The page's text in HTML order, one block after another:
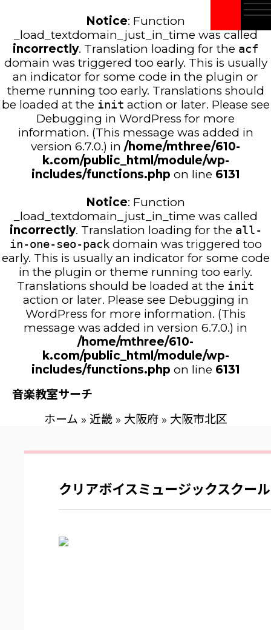
Notice: Function
_load_textdomain_just_in_time was called
incorrectly. Translation loading for the acf
domain was triggered too early. This is usually
an indicator for some code in the plugin or
theme running too early. Translations should
be loaded at the init action or later. Please see
Debugging in WordPress for more
information. (This message was added in
version 6.7.0.) in /home/mthree/610-
k.com/public_html/module/wp-
includes/functions.php on line 6131
Notice: Function
_load_textdomain_just_in_time was called
incorrectly. Translation loading for the all-
in-one-seo-packdomain was triggered too
early. This is usually an indicator for some code
in the plugin or theme running too early.
Translations should be loaded at the init
action or later. Please see Debugging in
WordPress for more information. (This
message was added in version 6.7.0.) in
/home/mthree/610-
k.com/public_html/module/wp-
includes/functions.php on line 6131
音楽教室サーチ
ホーム » 近畿 » 大阪府 » 大阪市北区
クリアボイスミュージックスクール